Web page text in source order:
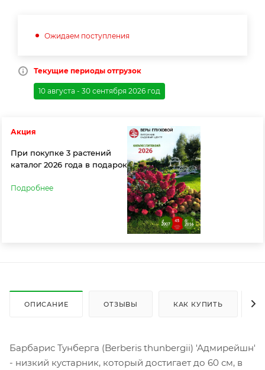
Ожидаем поступления
Текущие периоды отгрузок
10 августа - 30 сентября 2026 год
Акция
При покупке 3 растений
каталог 2026 года в подарок
Подробнее
ОПИСАНИЕ ОТЗЫВЫ КАК КУПИТЬ
Барбарис Тунберга (Berberis thunbergii) 'Адмирейшн'
- низкий кустарник, который достигает до 60 см, в